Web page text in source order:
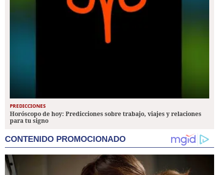
PREDICCIONES
Horóscopo de hoy: Predicciones sobre trabajo, viajes y relaciones
para tu signo
CONTENIDO PROMOCIONADO